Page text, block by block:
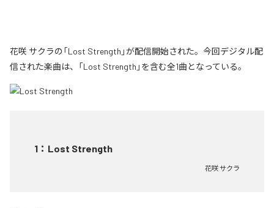
花咲 サクラの「Lost Strength」が配信開始された。今回デジタル配
信された楽曲は、「Lost Strength」を含む全1曲となっている。
1 ： Lost Strength
花咲 サクラ